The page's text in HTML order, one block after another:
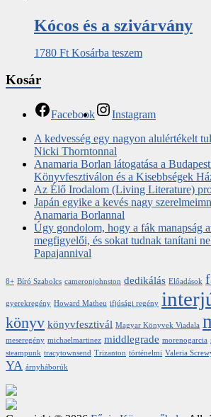
Kócos és a szivárvány
1780 Ft Kosárba teszem
Kosár
Facebook
Instagram
A kedvesség egy nagyon alulértékelt
Nicki Thorntonnal
Anamaria Borlan látogatása a
Könyvfesztiválon és a Kisebbségek
Az Élő Irodalom (Living Literature)
Japán egyike a kevés nagy
Anamaria Borlannal
Úgy gondolom, hogy a fák manapság
megfigyelői, és sokat tudnak tanítani
Papajannival
8+ Bíró Szabolcs cameronjohnston dedikálás Előadások
gyerekregény Howard Matheu ifjúsági regény
könyv könyvfesztivál Magyar Könyvek Viadala
meseregény michaelmartinez middlegrade morenogarcia
steampunk tracytownsend Trizanton történelmi Valeria
YA árnyháborúk